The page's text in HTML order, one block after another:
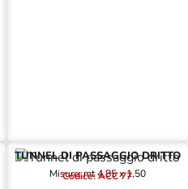
TUNNEL DI PASSAGGIO DRITTO
Misure: mt 4,85 x 1,50
Codice: ACC 77